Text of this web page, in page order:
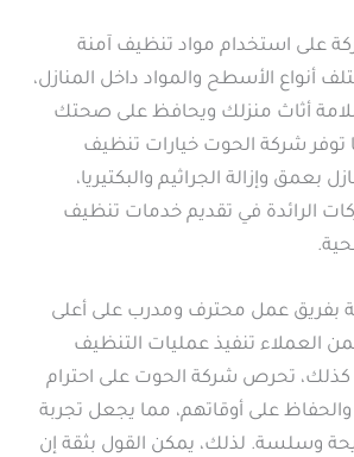
على استخدام مواد تنظيف آمنة
أنواع الأسطح والمواد داخل المنازل،
أثاث منزلك ويحافظ على صحتك
شركة الحوت خيارات تنظيف
بعمق وإزالة الجراثيم والبكتيريا،
الرائدة في تقديم خدمات تنظيف
بفريق عمل محترف ومدرب على أعلى
العملاء تنفيذ عمليات التنظيف
كذلك، تحرص شركة الحوت على احترام
على أوقاتهم، مما يجعل تجربة
وسلسة. لذلك، يمكن القول بثقة إن